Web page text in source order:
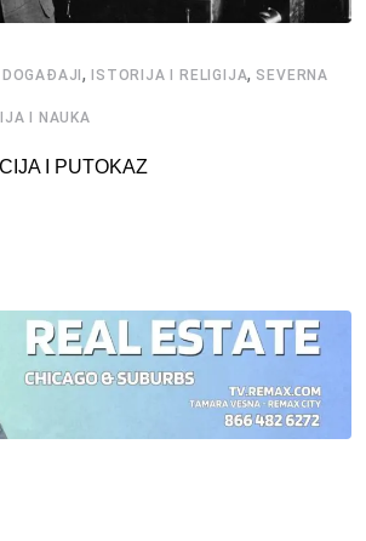
DOGAĐAJI, ISTORIJA I RELIGIJA, SEVERNA
I NAUKA
I PUTOKAZ